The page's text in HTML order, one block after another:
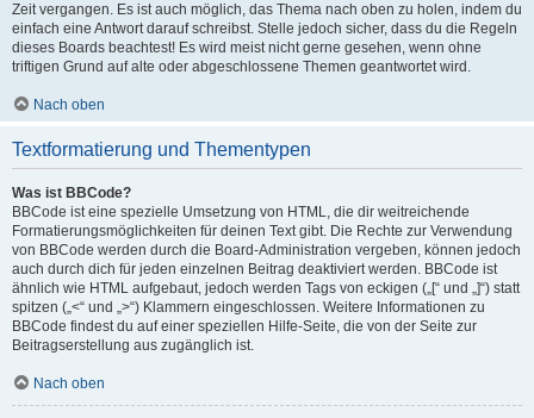
Zeit vergangen. Es ist auch möglich, das Thema nach oben zu holen, indem du
einfach eine Antwort darauf schreibst. Stelle jedoch sicher, dass du die Regeln
dieses Boards beachtest! Es wird meist nicht gerne gesehen, wenn ohne
triftigen Grund auf alte oder abgeschlossene Themen geantwortet wird.
Nach oben
Textformatierung und Thementypen
Was ist BBCode?
BBCode ist eine spezielle Umsetzung von HTML, die dir weitreichende
Formatierungsmöglichkeiten für deinen Text gibt. Die Rechte zur Verwendung
von BBCode werden durch die Board-Administration vergeben, können jedoch
auch durch dich für jeden einzelnen Beitrag deaktiviert werden. BBCode ist
ähnlich wie HTML aufgebaut, jedoch werden Tags von eckigen („[“ und „]“) statt
spitzen („<“ und „>“) Klammern eingeschlossen. Weitere Informationen zu
BBCode findest du auf einer speziellen Hilfe-Seite, die von der Seite zur
Beitragserstellung aus zugänglich ist.
Nach oben